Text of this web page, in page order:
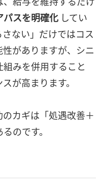
パスを明確化 してい
ない」だけではコス
がありますが、シニ
みを併用すること
が高まります。
カギは「処遇改善＋
のです。